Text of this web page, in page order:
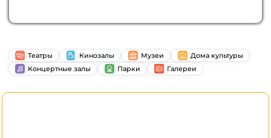
Театры Кинозалы Музеи
Дома культуры
Концертные залы
Парки Галереи